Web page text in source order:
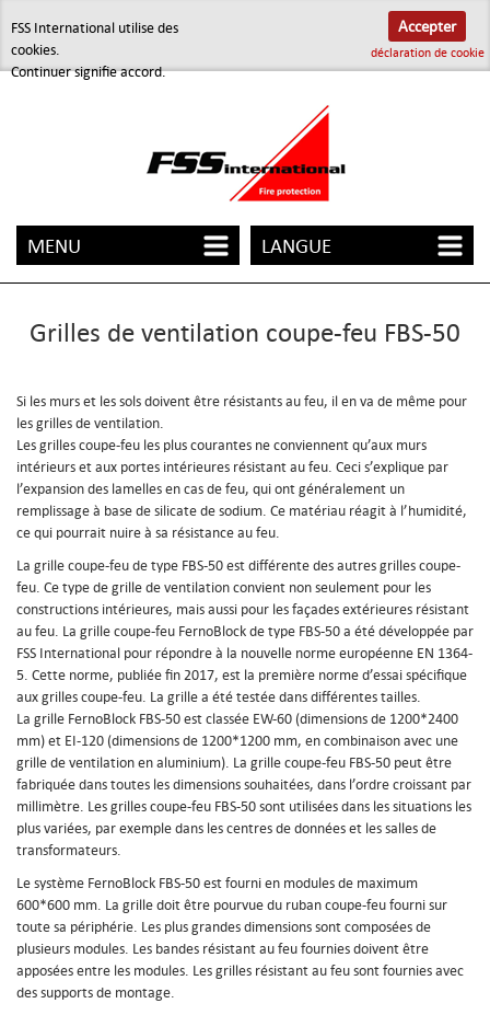
Accepter
déclaration de cookie
FSS International utilise des
cookies.
Continuer signifie accord.
MENU LANGUE
Grilles de ventilation coupe-feu FBS-50
Si les murs et les sols doivent être résistants au feu, il en va de même pour
les grilles de ventilation.
Les grilles coupe-feu les plus courantes ne conviennent qu’aux murs
intérieurs et aux portes intérieures résistant au feu. Ceci s’explique par
l’expansion des lamelles en cas de feu, qui ont généralement un
remplissage à base de silicate de sodium. Ce matériau réagit à l’humidité,
ce qui pourrait nuire à sa résistance au feu.
La grille coupe-feu de type FBS-50 est différente des autres grilles coupe-
feu. Ce type de grille de ventilation convient non seulement pour les
constructions intérieures, mais aussi pour les façades extérieures résistant
au feu. La grille coupe-feu FernoBlock de type FBS-50 a été développée par
FSS International pour répondre à la nouvelle norme européenne EN 1364-
5. Cette norme, publiée fin 2017, est la première norme d’essai spécifique
aux grilles coupe-feu. La grille a été testée dans différentes tailles.
La grille FernoBlock FBS-50 est classée EW-60 (dimensions de 1200*2400
mm) et EI-120 (dimensions de 1200*1200 mm, en combinaison avec une
grille de ventilation en aluminium). La grille coupe-feu FBS-50 peut être
fabriquée dans toutes les dimensions souhaitées, dans l’ordre croissant par
millimètre. Les grilles coupe-feu FBS-50 sont utilisées dans les situations les
plus variées, par exemple dans les centres de données et les salles de
transformateurs.
Le système FernoBlock FBS-50 est fourni en modules de maximum
600*600 mm. La grille doit être pourvue du ruban coupe-feu fourni sur
toute sa périphérie. Les plus grandes dimensions sont composées de
plusieurs modules. Les bandes résistant au feu fournies doivent être
apposées entre les modules. Les grilles résistant au feu sont fournies avec
des supports de montage.